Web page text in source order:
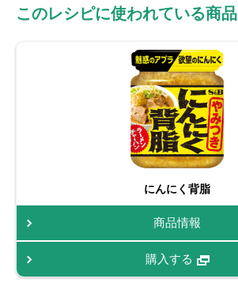
このレシピに使われている商品
にんにく背脂
商品情報
購入する